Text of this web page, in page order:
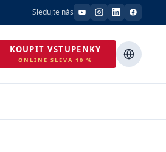
Sledujte nás
KOUPIT VSTUPENKY
ONLINE SLEVA 10 %